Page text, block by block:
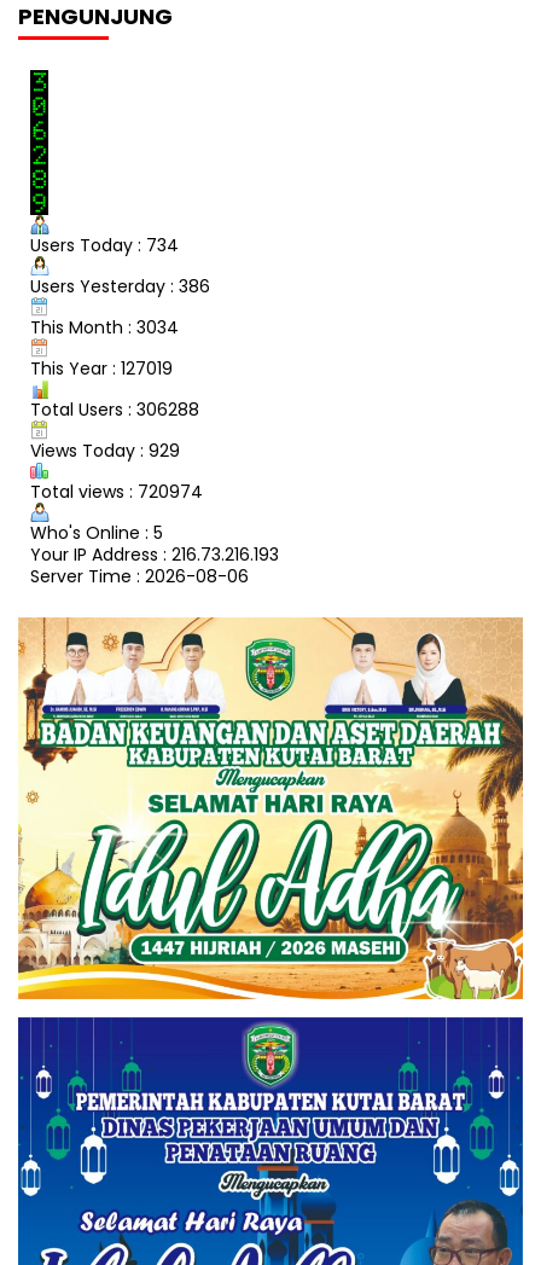
PENGUNJUNG
Users Today : 734
Users Yesterday : 386
This Month : 3034
This Year : 127019
Total Users : 306288
Views Today : 929
Total views : 720974
Who's Online : 5
Your IP Address : 216.73.216.193
Server Time : 2026-08-06